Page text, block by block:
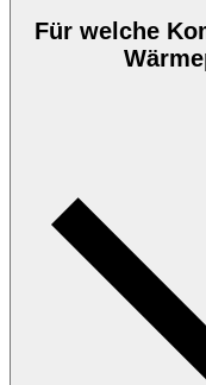
Für welche